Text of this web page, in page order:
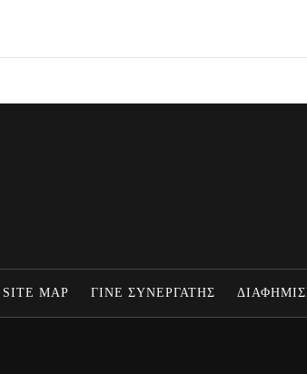
SITE MAP ΓΙΝΕ ΣΥΝΕΡΓΑΤΗΣ